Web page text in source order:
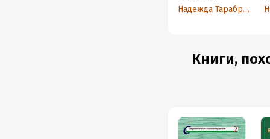
переживания
террористическНадежда Тарабрина
Книги,